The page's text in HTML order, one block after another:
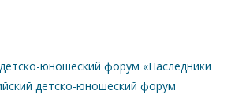
юношеский форум «Наследники
детско-юношеский форум